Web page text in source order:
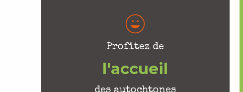
Profitez de
l'accueil